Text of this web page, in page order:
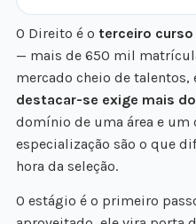
O Direito é o terceiro
— mais de 650 mil
mercado cheio de
destacar-se exige mais
domínio de uma área e
especialização são o que
hora da seleção.
O estágio é o primeiro